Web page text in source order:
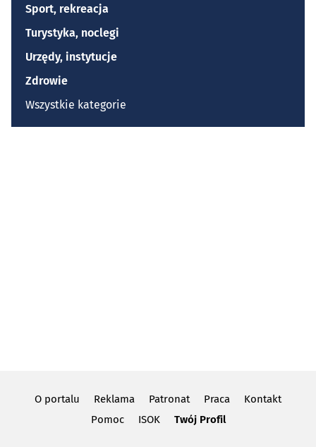
Sport, rekreacja
Turystyka, noclegi
Urzędy, instytucje
Zdrowie
Wszystkie kategorie
O portalu Reklama Patronat Praca
Kontakt
Pomoc
ISOK Twój Profil